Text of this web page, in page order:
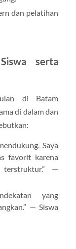
dan pelatihan
serta
di Batam
di dalam dan
Saya
favorit karena
terstruktur.” —
yang
— Siswa